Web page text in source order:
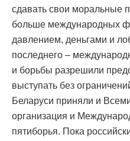
сдавать свои моральные
больше международных
давлением, деньгами и
последнего –
и борьбы разрешили
выступать без
Беларуси приняли и
организация и
пятиборья. Пока